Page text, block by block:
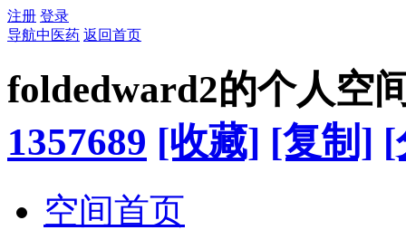
注册 登录
导航中医药 返回首页
foldedward2的个人空
1357689 [收藏] [复制] [
空间首页